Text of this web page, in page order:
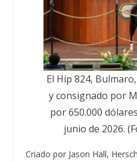
El Hip 824,
y consignado por
por 650.000
junio de 2026.
Criado por Jason Hall,